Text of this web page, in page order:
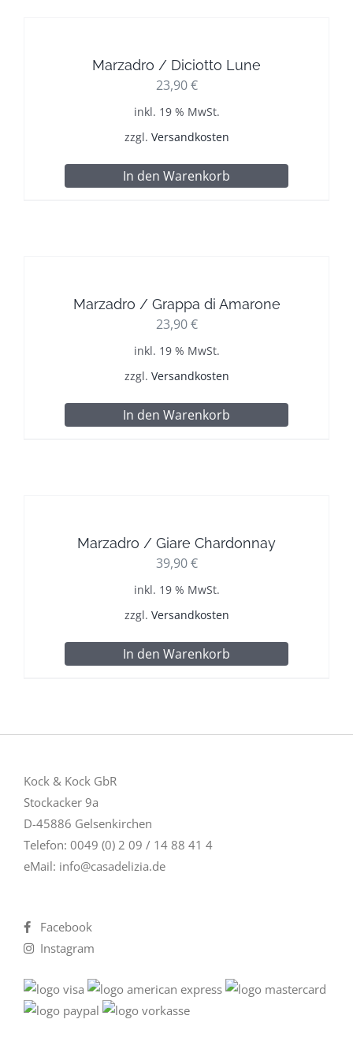
Marzadro / Diciotto Lune
23,90€
inkl. 19 % MwSt.
zzgl. Versandkosten
In den Warenkorb
Marzadro / Grappa di Amarone
23,90€
inkl. 19 % MwSt.
zzgl. Versandkosten
In den Warenkorb
Marzadro / Giare Chardonnay
39,90€
inkl. 19 % MwSt.
zzgl. Versandkosten
In den Warenkorb
Kock & Kock GbR
Stockacker 9a
D-45886 Gelsenkirchen
Telefon: 0049 (0) 2 09 / 14 88 41 4
eMail: info@casadelizia.de
Facebook
Instagram